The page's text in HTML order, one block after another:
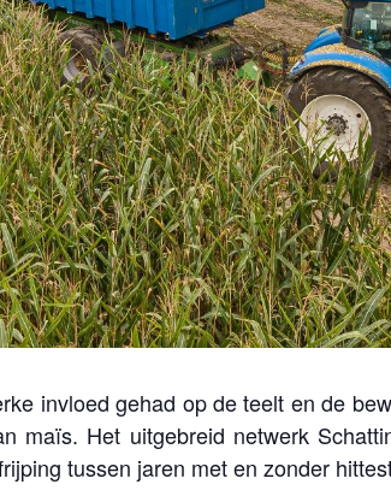
invloed gehad op de teelt en de
maïs. Het uitgebreid netwerk
tussen jaren met en zonder